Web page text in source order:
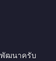
ฒนาครับ